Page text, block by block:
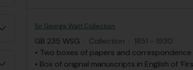
Sir George Watt Collection
GB 235 WSG · Collection · 1851 - 1930
• Two boxes of papers and correspondence
• Box of original manuscripts in English of